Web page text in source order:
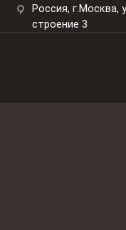
Россия, г.Москва,
строение 3